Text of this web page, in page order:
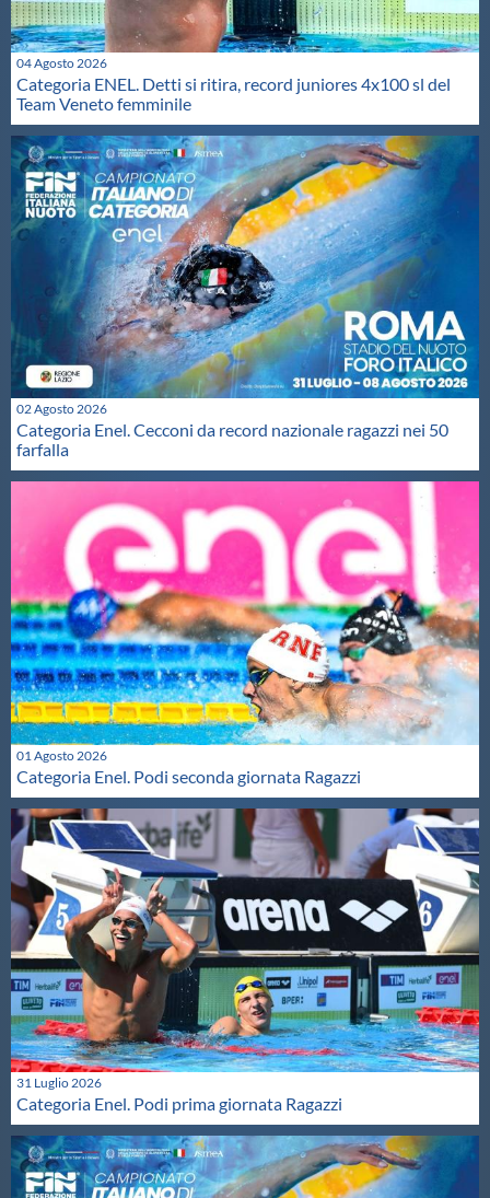
04 Agosto 2026
Categoria ENEL. Detti si ritira, record juniores 4x100 sl del
Team Veneto femminile
02 Agosto 2026
Categoria Enel. Cecconi da record nazionale ragazzi nei 50
farfalla
01 Agosto 2026
Categoria Enel. Podi seconda giornata Ragazzi
31 Luglio 2026
Categoria Enel. Podi prima giornata Ragazzi